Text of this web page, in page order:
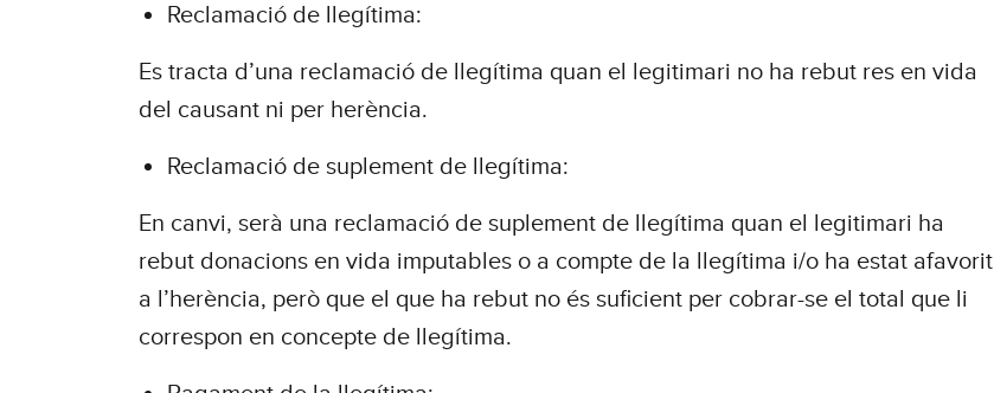
Reclamació de llegítima:
Es tracta d’una reclamació de llegítima quan el legitimari no ha rebut res en vida
del causant ni per herència.
Reclamació de suplement de llegítima:
En canvi, serà una reclamació de suplement de llegítima quan el legitimari ha
rebut donacions en vida imputables o a compte de la llegítima i/o ha estat afavorit
a l’herència, però que el que ha rebut no és suficient per cobrar-se el total que li
correspon en concepte de llegítima.